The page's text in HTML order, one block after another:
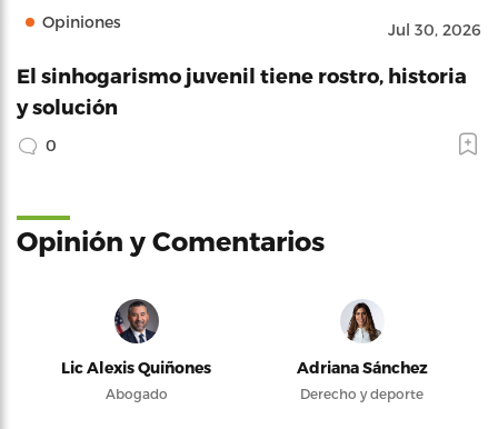
Opiniones Jul 30, 2026
El sinhogarismo juvenil tiene rostro, historia
y solución
0
Opinión y Comentarios
Lic Alexis Quiñones
Abogado
Adriana Sánchez
Derecho y deporte